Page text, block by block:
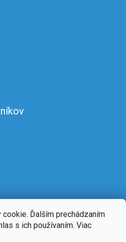
Ďalším prechádzaním
s ich používaním. Viac